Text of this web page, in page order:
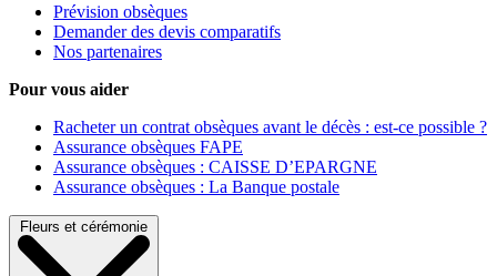
Prévision obsèques
Demander des devis comparatifs
Nos partenaires
Pour vous aider
Racheter un contrat obsèques avant le décès : est-ce possible ?
Assurance obsèques FAPE
Assurance obsèques : CAISSE D’EPARGNE
Assurance obsèques : La Banque postale
Fleurs et cérémonie